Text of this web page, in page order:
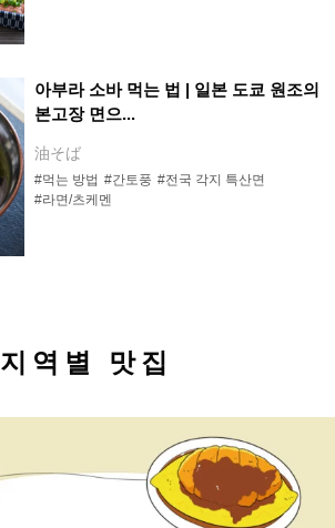
아부라 소바 먹는 법 | 일본 도쿄 원조의
본고장 면으...
油そば
#먹는 방법 #간토풍 #전국 각지 특산면
#라면/츠케멘
지역별 맛집